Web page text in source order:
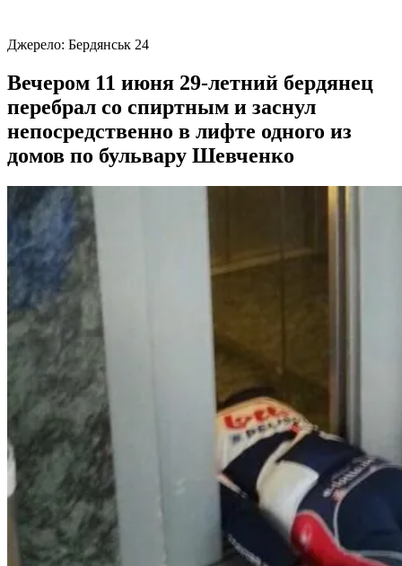
Джерело: Бердянськ 24
Вечером 11 июня 29-летний бердянец
перебрал со спиртным и заснул
непосредственно в лифте одного из
домов по бульвару Шевченко